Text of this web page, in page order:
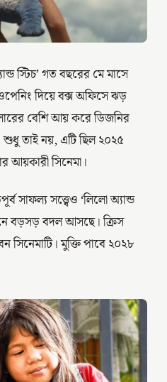
স্টিচ’ গত বছরের মে মাসে
দিয়ে বক্স অফিসে ঝড়
বেশি আয় করে ডিজনির
তাই নয়, এটি ছিল ২০২৫
আয়কারী সিনেমা।
সাফল্য সত্ত্বেও ‘লিলো অ্যান্ড
বড়সড় বদল আসছে। ক্রিস
সিনেমাটি। মুক্তি পাবে ২০২৮